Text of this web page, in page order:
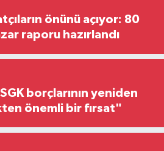
önünü açıyor: 80
raporu hazırlandı
borçlarının yeniden
önemli bir fırsat"